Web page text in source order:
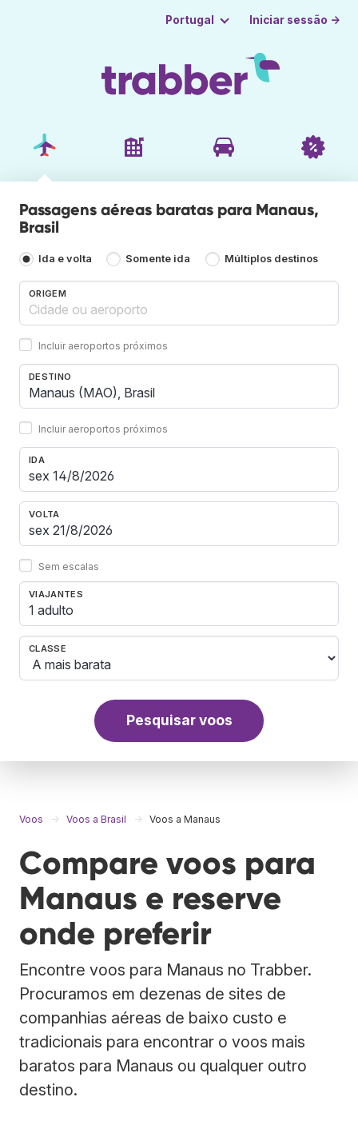
Portugal Iniciar sessão →
Passagens aéreas baratas para Manaus,
Brasil
Ida e volta Somente ida Múltiplos destinos
ORIGEM
Incluir aeroportos próximos
DESTINO
Incluir aeroportos próximos
IDA
VOLTA
Sem escalas
VIAJANTES
1 adulto
CLASSE
Pesquisar voos
Voos Voos a Brasil Voos a Manaus
Compare voos para
Manaus e reserve
onde preferir
Encontre voos para Manaus no Trabber.
Procuramos em dezenas de sites de
companhias aéreas de baixo custo e
tradicionais para encontrar o voos mais
baratos para Manaus ou qualquer outro
destino.